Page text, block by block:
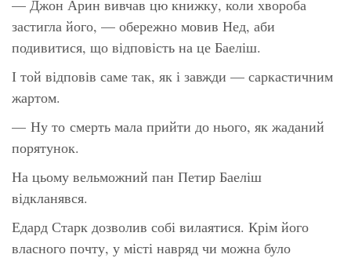
— Джон Арин вивчав цю книжку, коли хвороба
застигла його, — обережно мовив Нед, аби
подивитися, що відповість на це Баеліш.
І той відповів саме так, як і завжди — саркастичним
жартом.
— Ну то смерть мала прийти до нього, як жаданий
порятунок.
На цьому вельможний пан Петир Баеліш
відкланявся.
Едард Старк дозволив собі вилаятися. Крім його
власного почту, у місті навряд чи можна було